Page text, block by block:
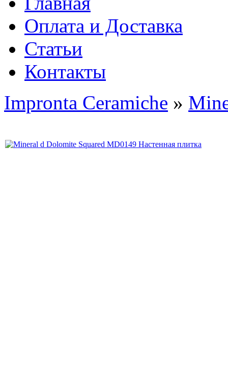
Оплата и Доставка
Статьи
Контакты
Impronta Ceramiche »